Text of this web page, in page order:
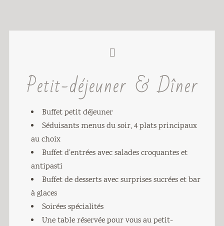
Petit-déjeuner & Dîner
Buffet petit déjeuner
Séduisants menus du soir, 4 plats principaux
au choix
Buffet d’entrées avec salades croquantes et
antipasti
Buffet de desserts avec surprises sucrées et bar
à glaces
Soirées spécialités
Une table réservée pour vous au petit-